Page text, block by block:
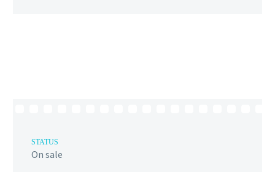
STATUS
On sale